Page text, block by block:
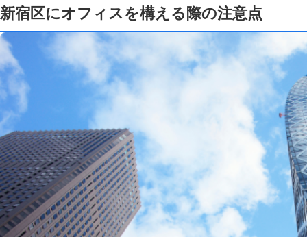
新宿区にオフィスを構える際の注意点